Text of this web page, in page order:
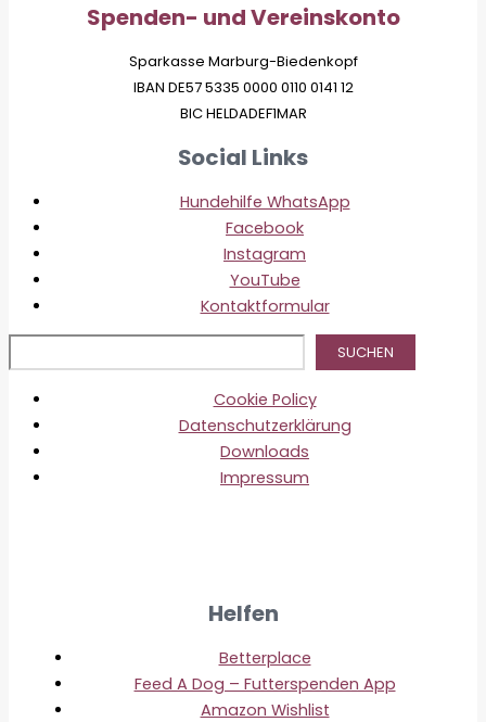
Spenden- und Vereinskonto
Sparkasse Marburg-Biedenkopf
IBAN DE57 5335 0000 0110 0141 12
BIC HELDADEF1MAR
Social Links
Hundehilfe WhatsApp
Facebook
Instagram
YouTube
Kontaktformular
SUCHEN
Cookie Policy
Datenschutzerklärung
Downloads
Impressum
Helfen
Betterplace
Feed A Dog – Futterspenden App
Amazon Wishlist